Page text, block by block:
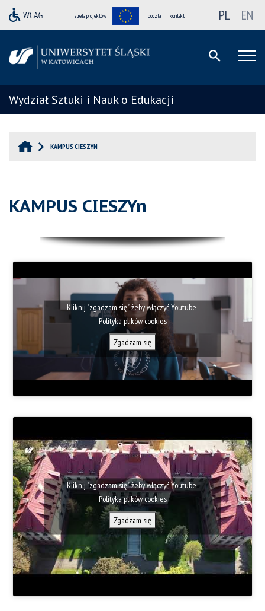
strefa projektów poczta kontakt PL EN
Wydział Sztuki i Nauk o Edukacji
KAMPUS CIESZYN
KAMPUS CIESZYn
Kliknij "zgadzam się", żeby włączyć Youtube
Polityka plików cookies
Zgadzam się
Kliknij "zgadzam się", żeby włączyć Youtube
Polityka plików cookies
Zgadzam się